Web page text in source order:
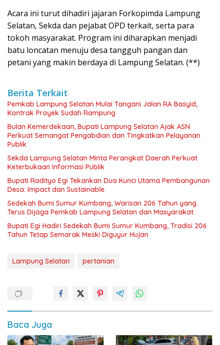
Acara ini turut dihadiri jajaran Forkopimda Lampung
Selatan, Sekda dan pejabat OPD terkait, serta para
tokoh masyarakat. Program ini diharapkan menjadi
batu loncatan menuju desa tangguh pangan dan
petani yang makin berdaya di Lampung Selatan. (**)
Berita Terkait
Pemkab Lampung Selatan Mulai Tangani Jalan RA Basyid,
Kontrak Proyek Sudah Rampung
Bulan Kemerdekaan, Bupati Lampung Selatan Ajak ASN
Perkuat Semangat Pengabdian dan Tingkatkan Pelayanan
Publik
Sekda Lampung Selatan Minta Perangkat Daerah Perkuat
Keterbukaan Informasi Publik
Bupati Radityo Egi Tekankan Dua Kunci Utama Pembangunan
Desa: Impact dan Sustainable
Sedekah Bumi Sumur Kumbang, Warisan 206 Tahun yang
Terus Dijaga Pemkab Lampung Selatan dan Masyarakat
Bupati Egi Hadiri Sedekah Bumi Sumur Kumbang, Tradisi 206
Tahun Tetap Semarak Meski Diguyur Hujan
Lampung Selatan pertanian
Baca Juga